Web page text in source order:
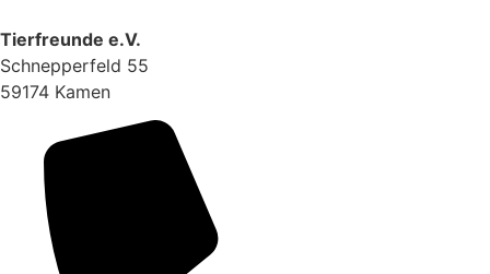
Tierfreunde e.V.
Schnepperfeld 55
59174 Kamen